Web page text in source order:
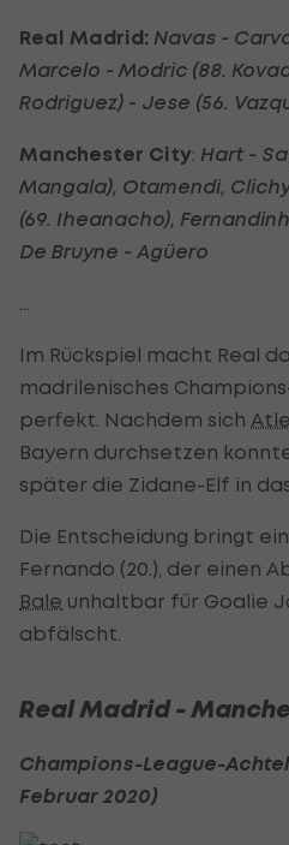
Real Madrid: Navas -
Marcelo - Modric (88.
Rodriguez) - Jese (56.
Manchester City: Hart -
Mangala), Otamendi,
(69. Iheanacho),
De Bruyne - Agüero
Im Rückspiel macht Real
madrilenisches
perfekt. Nachdem sich
Bayern durchsetzen
später die Zidane-Elf in
Die Entscheidung bringt
Fernando (20.), der einen
Bale unhaltbar für Goalie
abfälscht.
Real Madrid -
Champions-League-
Februar 2020)